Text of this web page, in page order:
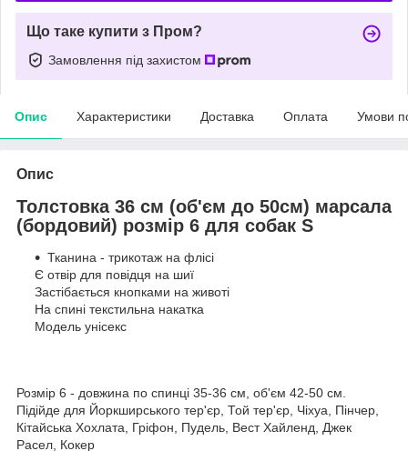
Що таке купити з Пром?
Замовлення під захистом
Опис Характеристики Доставка Оплата Умови
Опис
Толстовка 36 см (об'єм до 50см) марсала
(бордовий) розмір 6 для собак S
Тканина - трикотаж на флісі
Є отвір для повідця на шиї
Застібається кнопками на животі
На спині текстильна накатка
Модель унісекс
Розмір 6 - довжина по спинці 35-36 см, об'єм 42-50 см.
Підійде для Йоркширського тер'єр, Той тер'єр, Чіхуа, Пінчер,
Кітайська Хохлата, Гріфон, Пудель, Вест Хайленд, Джек
Расел, Кокер